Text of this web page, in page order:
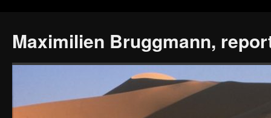
Maximilien Bruggmann,